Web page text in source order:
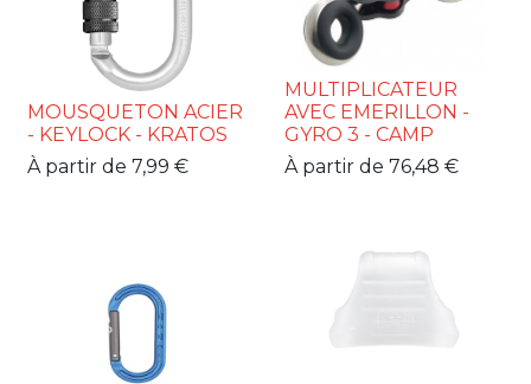
MOUSQUETON ACIER
- KEYLOCK - KRATOS
À partir de 7,99 €
MULTIPLICATEUR
AVEC EMERILLON -
GYRO 3 - CAMP
À partir de 76,48 €